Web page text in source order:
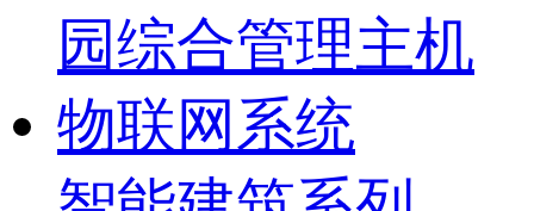
园综合管理主机
物联网系统